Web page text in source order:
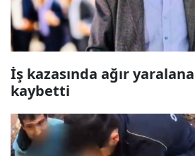
İş kazasında ağır
kaybetti